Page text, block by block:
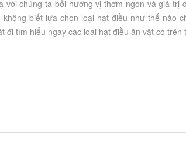
với chúng ta bởi hương vị thơm ngon và giá
biết lựa chọn loại hạt điều như thế nào
đi tìm hiểu ngay các loại hạt điều ăn vặt có trên